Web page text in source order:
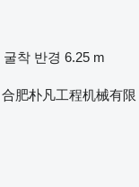
굴착 반경 6.25 m
肥朴凡工程机械有限